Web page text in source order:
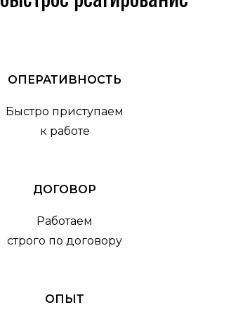
ОПЕРАТИВНОСТЬ
Быстро приступаем
к работе
ДОГОВОР
Работаем
строго по договору
ОПЫТ